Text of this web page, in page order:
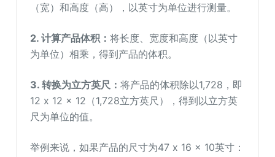
（宽）和高度（高），以英寸为单位进行测量。
2. 计算产品体积：将长度、宽度和高度（以英寸
为单位）相乘，得到产品的体积。
3. 转换为立方英尺：将产品的体积除以1,728，即
12 x 12 x 12（1,728立方英尺），得到以立方英
尺为单位的值。
举例来说，如果产品的尺寸为47 x 16 x 10英寸：